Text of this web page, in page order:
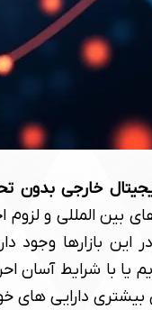
خارجی بدون
المللی و لزوم
این بازارها وجود
یا با شرایط آسان
بیشتری دارایی های